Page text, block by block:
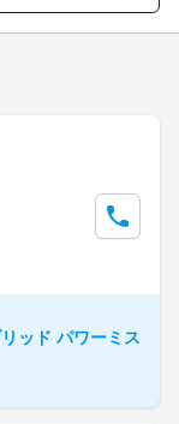
ッド パワーミス